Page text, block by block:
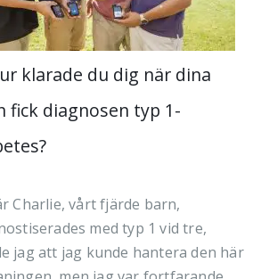
klarade du dig när dina
fick diagnosen typ 1-
Charlie, vårt fjärde barn,
med typ 1 vid tre,
jag att jag kunde hantera den här